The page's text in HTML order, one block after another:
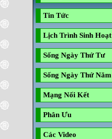
Tin Tức
Lịch Trình Sinh Hoạt
Sống Ngày Thứ Tư
Sống Ngày Thứ Năm
Mạng Nối Kết
Phân Ưu
Các Video